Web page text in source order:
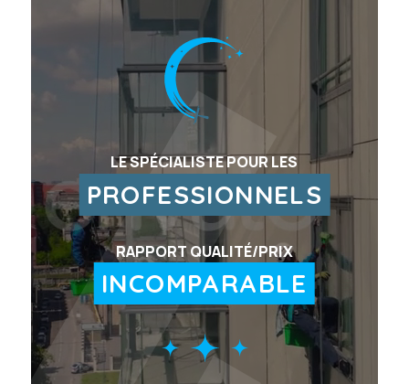
LE SPÉCIALISTE POUR LES
PROFESSIONNELS
RAPPORT QUALITÉ/PRIX
INCOMPARABLE